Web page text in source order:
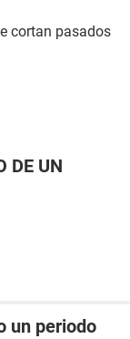
cortan pasados
DE UN
un periodo